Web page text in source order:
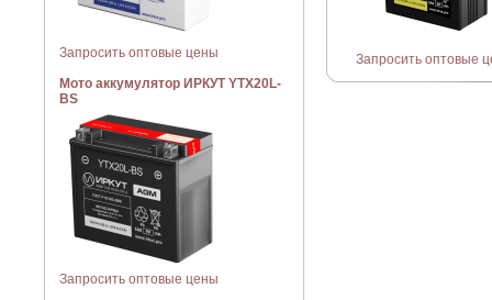
Запросить оптовые цены
Мото аккумулятор ИРКУТ YTX20L-
BS
Запросить оптовые цены
Запросить оптовые